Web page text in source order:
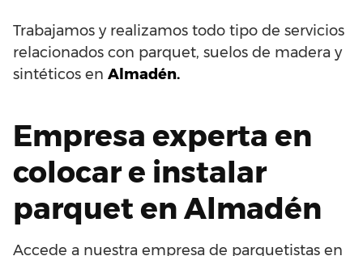
Trabajamos y realizamos todo tipo de servicios
relacionados con parquet, suelos de madera y
sintéticos en Almadén.
Empresa experta en
colocar e instalar
parquet en Almadén
Accede a nuestra empresa de parquetistas en